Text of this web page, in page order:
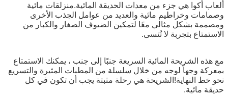
ألعاب أكوا هي جزء من معدات الحديقة المائية.منزلقات مائية
وصمامات وخراطيم مائية والعديد من عوامل الجذب الأخرى
ومصممة بشكل مثالي معًا لتمكين الضيوف الصغار والكبار من
الاستمتاع بتجربة لا تُنسى.
مع هذه الشريحة المائية السريعة جنبًا إلى جنب ، يمكنك الاستمتاع
بمعركة وجهاً لوجه من خلال سلسلة من المطبات المثيرة والتسريع
نحو خط النهاية!الشريحة هي رحلة مثبتة يجب أن تكون في كل
حديقة مائية.